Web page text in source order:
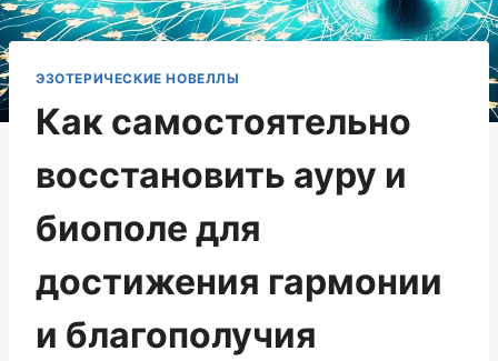
ЭЗОТЕРИЧЕСКИЕ НОВЕЛЛЫ
Как самостоятельно
восстановить ауру и
биополе для
достижения гармонии
и благополучия